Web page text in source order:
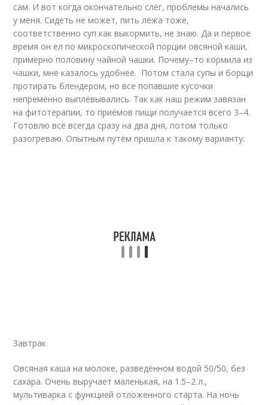
сам. И вот когда окончательно слёг, проблемы начались
у меня. Сидеть не может, пить лёжа тоже,
соответственно суп как выкормить, не знаю. Да и первое
время он ел по микроскопической порции овсяной каши,
примерно половину чайной чашки. Почему–то кормила из
чашки, мне казалось удобнее. Потом стала супы и борщи
протирать блендером, но все попавшие кусочки
непременно выплёвывались. Так как наш режим завязан
на фитотерапии, то приёмов пищи получается всего 3–4.
Готовлю всё всегда сразу на два дня, потом только
разогреваю. Опытным путём пришла к такому варианту:
Завтрак
Овсяная каша на молоке, разведённом водой 50/50, без
сахара. Очень выручает маленькая, на 1.5–2 л.,
мультиварка с функцией отложенного старта. На ночь